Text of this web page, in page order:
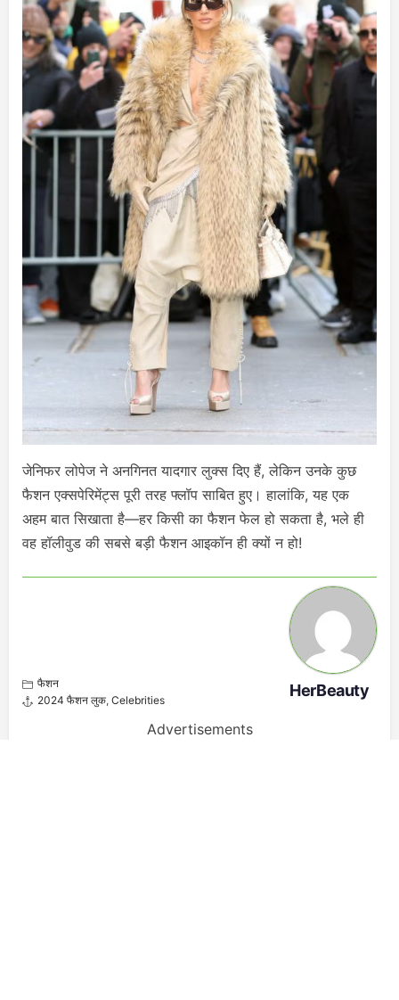
जेनिफर लोपेज ने अनगिनत यादगार लुक्स दिए हैं, लेकिन उनके कुछ
फैशन एक्सपेरिमेंट्स पूरी तरह फ्लॉप साबित हुए। हालांकि, यह एक
अहम बात सिखाता है—हर किसी का फैशन फेल हो सकता है, भले ही
वह हॉलीवुड की सबसे बड़ी फैशन आइकॉन ही क्यों न हो!
फैशन
2024 फैशन लुक, Celebrities
HerBeauty
Advertisements